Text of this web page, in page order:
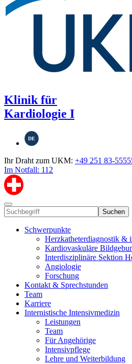
Klinik für
Kardiologie I
DE
Ihr Draht zum UKM: +49 251 83-
Im Notfall: 112
Suchen
Schwerpunkte
Herzkatheterdiagnostik &
Kardiovaskuläre
Interdisziplinäre Sektion
Angiologie
Forschung
Kontakt & Sprechstunden
Team
Karriere
Internistische Intensivmedizin
Leistungen
Team
Für Angehörige
Intensivpflege
Lehre und Weiterbildung